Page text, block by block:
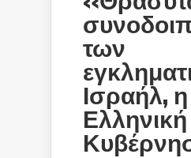
των
Ισραήλ, η
Ελληνική